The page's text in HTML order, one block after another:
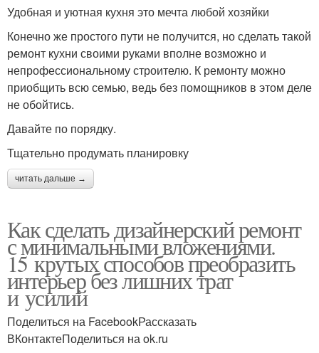
Удобная и уютная кухня это мечта любой хозяйки
Конечно же простого пути не получится, но сделать такой
ремонт кухни своими руками вполне возможно и
непрофессиональному строителю. К ремонту можно
приобщить всю семью, ведь без помощников в этом деле
не обойтись.
Давайте по порядку.
Тщательно продумать планировку
читать дальше →
Как сделать дизайнерский ремонт
с минимальными вложениями.
15 крутых способов преобразить
интерьер без лишних трат
и усилий
Поделиться на FacebookРассказать
ВКонтактеПоделиться на ok.ru